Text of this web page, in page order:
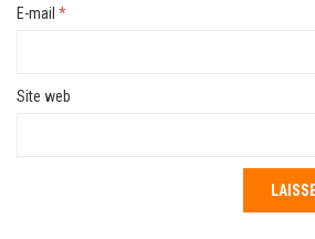
E-mail *
Site web